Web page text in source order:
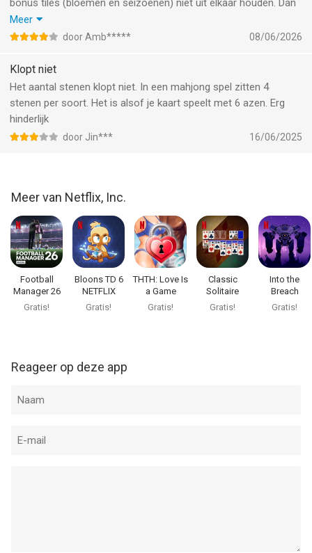
bonus tiles (bloemen en seizoenen) niet uit elkaar houden. Dan
zijn het bijvoorbeeld allemaal bloemen en dan moet je echt
weten welke in iedere categorie zitten. Het zou fijn zijn als er
bepaalde categorie horen. Dan kun je altijd even controleren hoe
het ook alweer zit, helemaal als je wisselt naar een ander
thema. Nu moet ik bij sommige tile sets wisselen naar een
andere thema om te zien wat voor steen het is. Dat is gewoon
niet praktisch en daarom kan ik sommige hele mooie sets
Meer
door Amb***** 08/06/2026
Klopt niet
Het aantal stenen klopt niet. In een mahjong spel zitten 4
stenen per soort. Het is alsof je kaart speelt met 6 azen. Erg
hinderlijk
door Jin*** 16/06/2025
Meer van Netflix, Inc.
Football
Manager 26
Mobile
Gratis!
Bloons TD 6
NETFLIX
Gratis!
THTH: Love Is
a Game
NETFLIX
Gratis!
Classic
Solitaire
NETFLIX
Gratis!
Into the
Breach
Gratis!
Reageer op deze app